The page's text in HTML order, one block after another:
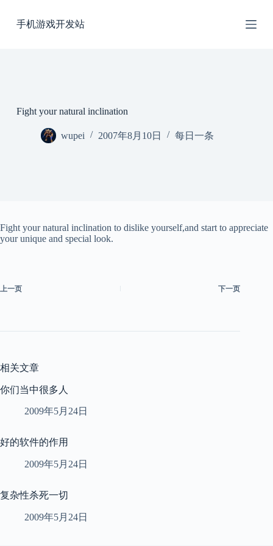
过
手机游戏开发站
Fight your natural inclination
wupei 2007年8月10日 每日一条
Fight your natural inclination to dislike yourself,and start to appreciate
your unique and special look.
上一页 下一页
相关文章
你们当中很多人
2009年5月24日
好的软件的作用
2009年5月24日
复杂性杀死一切
2009年5月24日